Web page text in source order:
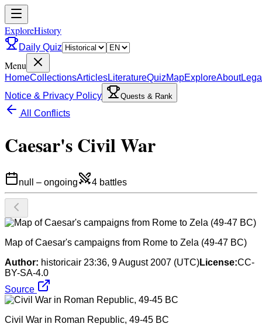
ExploreHistory
Daily Quiz
Menu
HomeCollectionsArticlesLiteratureQuizMapExploreAbout
Notice & Privacy Policy
Quests & Rank
All Conflicts
Caesar's Civil War
null – ongoing 4 battles
Map of Caesar's campaigns from Rome to Zela (49-47 BC)
Author: historicair 23:36, 9 August 2007 (UTC)License:CC-
BY-SA-4.0
Source
Civil War in Roman Republic, 49-45 BC